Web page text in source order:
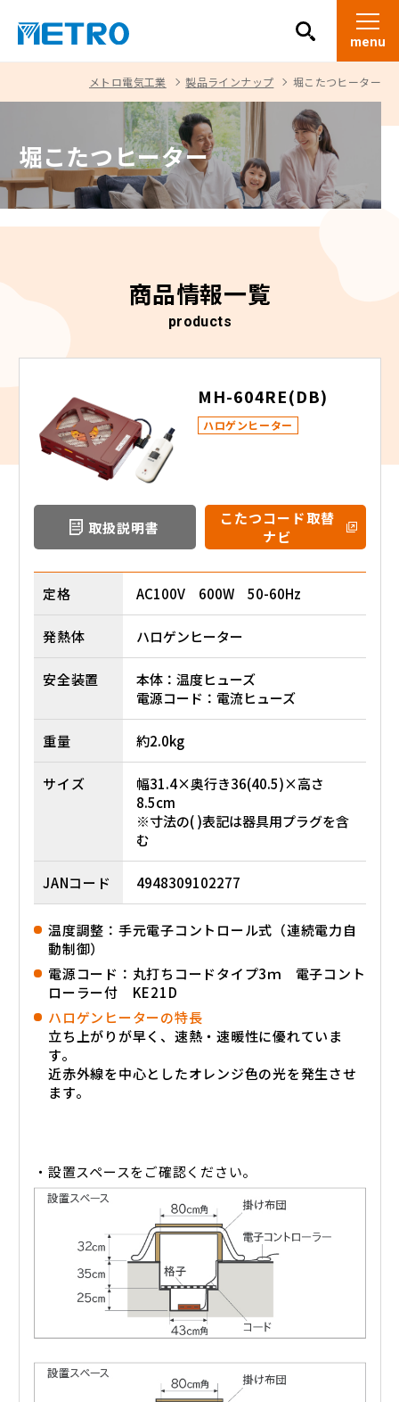
メトロ電気工業 製品ラインナップ 堀こたつヒーター
堀こたつヒーター
商品情報一覧
products
MH-604RE(DB)
ハロゲンヒーター
取扱説明書
こたつコード取替
ナビ
定格 AC100V 600W 50-60Hz
発熱体 ハロゲンヒーター
安全装置
本体：温度ヒューズ
電源コード：電流ヒューズ
重量 約2.0kg
サイズ
幅31.4×奥行き36(40.5)×高さ
8.5cm
※寸法の( )表記は器具用プラグを含
む
JANコード 4948309102277
温度調整：手元電子コントロール式（連続電力自
動制御）
電源コード：丸打ちコードタイプ3ｍ 電子コント
ローラー付 KE21D
ハロゲンヒーターの特長
立ち上がりが早く、速熱・速暖性に優れていま
す。
近赤外線を中心としたオレンジ色の光を発生させ
ます。
・設置スペースをご確認ください。